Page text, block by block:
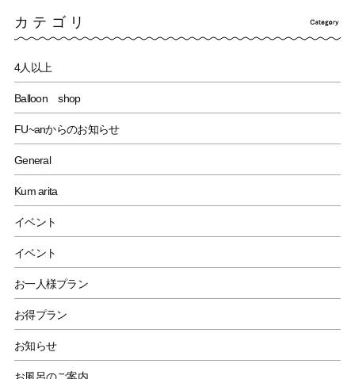
カテゴリ
4人以上
Balloon shop
FU~anからのお知らせ
General
Kum arita
イベント
イベント
お一人様プラン
お得プラン
お知らせ